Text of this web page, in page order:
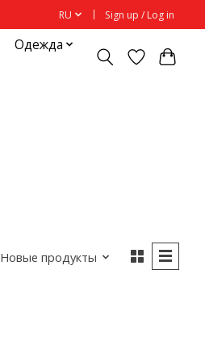
RU Sign up / Log in
Одежда
Новые продукты